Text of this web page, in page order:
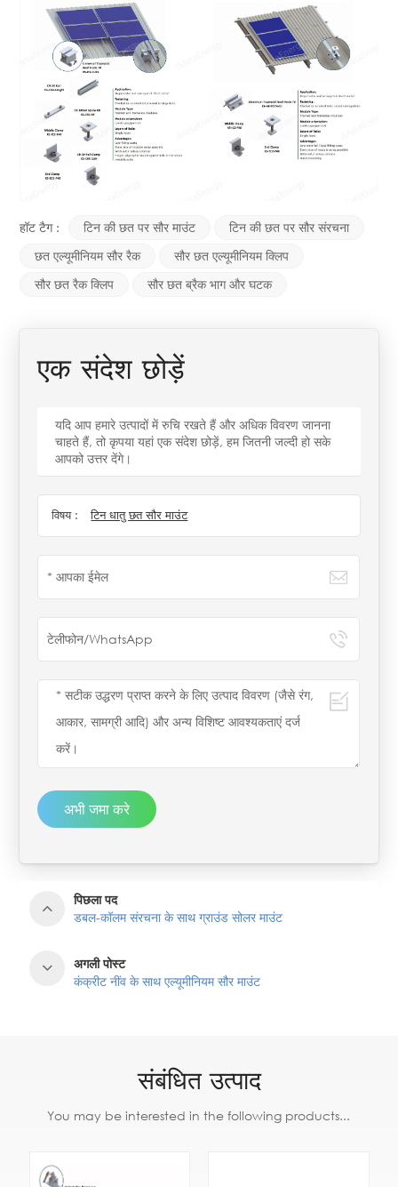
हॉट टैग : टिन की छत पर सौर माउंट
टिन की छत पर सौर संरचना
छत एल्यूमीनियम सौर रैक
सौर छत एल्यूमीनियम क्लिप
सौर छत रैक क्लिप
सौर छत ब्रैक भाग और घटक
एक संदेश छोड़ें
यदि आप हमारे उत्पादों में रुचि रखते हैं और अधिक विवरण जानना
चाहते हैं, तो कृपया यहां एक संदेश छोड़ें, हम जितनी जल्दी हो सके
आपको उत्तर देंगे।
विषय : टिन धातु छत सौर माउंट
अभी जमा करे
पिछला पद
डबल-कॉलम संरचना के साथ ग्राउंड सोलर माउंट
अगली पोस्ट
कंक्रीट नींव के साथ एल्यूमीनियम सौर माउंट
संबंधित उत्पाद
You may be interested in the following products...